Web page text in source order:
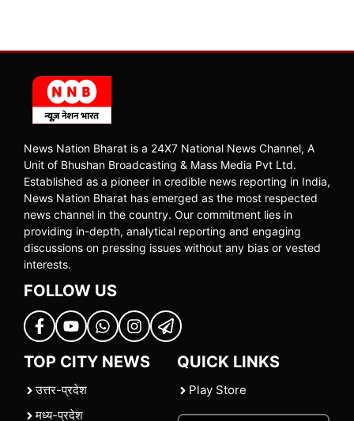
News Nation Bharat is a 24X7 National News Channel, A
Unit of Bhushan Broadcasting & Mass Media Pvt Ltd.
Established as a pioneer in credible news reporting in India,
News Nation Bharat has emerged as the most respected
news channel in the country. Our commitment lies in
providing in-depth, analytical reporting and engaging
discussions on pressing issues without any bias or vested
interests.
FOLLOW US
TOP CITY NEWS
उत्तर-प्रदेश
मध्य-प्रदेश
QUICK LINKS
Play Store